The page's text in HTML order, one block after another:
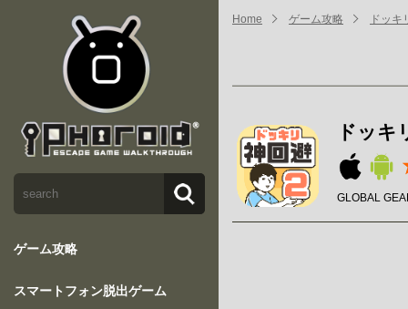
ゲーム攻略
スマートフォン脱出ゲーム
Home ゲーム攻略 ドッ
ドッ
GLOBAL